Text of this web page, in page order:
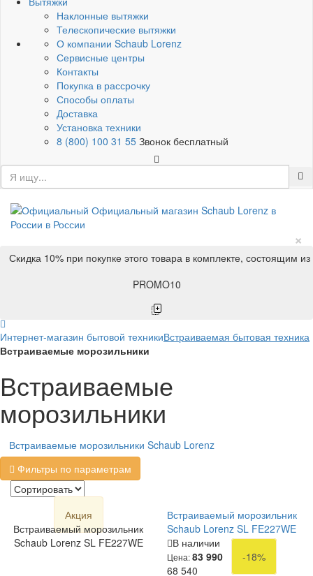
Наклонные вытяжки
Телескопические вытяжки
О компании Schaub Lorenz
Сервисные центры
Контакты
Покупка в рассрочку
Способы оплаты
Доставка
Установка техники
8 (800) 100 31 55 Звонок бесплатный
×
Скидка 10% при покупке этого товара в комплекте, состоящим
PROMO10
Интернет-магазин бытовой техникиВстраиваемая бытовая техника
Встраиваемые морозильники
Встраиваемые
морозильники
Встраиваемые морозильники Schaub Lorenz
Фильтры по параметрам
Акция
Встраиваемый морозильник
Schaub Lorenz SL FE227WE
Встраиваемый морозильник
Schaub Lorenz SL FE227WE
В наличии
Цена:83 990
-18%
68 540